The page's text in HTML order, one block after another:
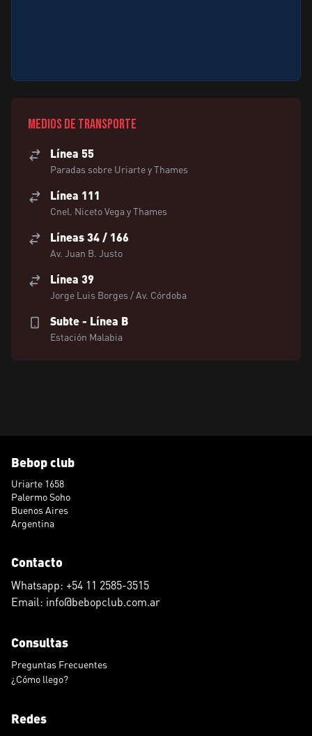
Medios de transporte
Línea 55
Paradas sobre Uriarte y Thames
Línea 111
Cnel. Niceto Vega y Thames
Líneas 34 / 166
Av. Juan B. Justo
Línea 39
Jorge Luis Borges / Av. Córdoba
Subte - Línea B
Estación Malabia
Bebop club
Uriarte 1658
Palermo Soho
Buenos Aires
Argentina
Contacto
Whatsapp: +54 11 2585-3515
Email: info@bebopclub.com.ar
Consultas
Preguntas Frecuentes
¿Cómo llego?
Redes